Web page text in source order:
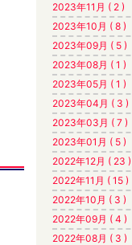
2023年11月 ( 2 )
2023年10月 ( 8 )
2023年09月 ( 5 )
2023年08月 ( 1 )
2023年05月 ( 1 )
2023年04月 ( 3 )
2023年03月 ( 7 )
2023年01月 ( 5 )
2022年12月 ( 23 )
2022年11月 ( 15 )
2022年10月 ( 3 )
2022年09月 ( 4 )
2022年08月 ( 3 )